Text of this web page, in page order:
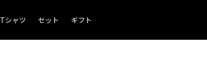
Tシャツ セット ギフト